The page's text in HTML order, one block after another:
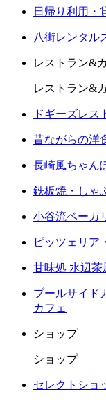
日帰り利用・
八街レンタル
レストラン&
レストラン&
ドギーズレス
昔ながらの洋
長崎風ちゃん
鉄板焼・しゃ
小谷流ベーカ
ピッツェリア
甘味処 水辺茶
プールサイド
カフェ
ショップ
ショップ
セレクトショ